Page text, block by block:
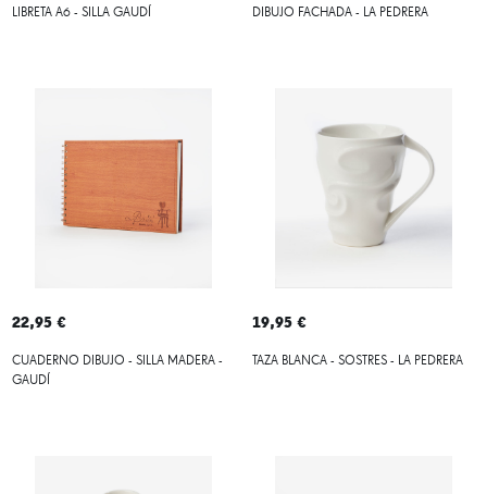
LIBRETA A6 - SILLA GAUDÍ DIBUJO FACHADA - LA PEDRERA
22,95 €
CUADERNO DIBUJO - SILLA MADERA -
GAUDÍ
19,95 €
TAZA BLANCA - SOSTRES - LA PEDRERA